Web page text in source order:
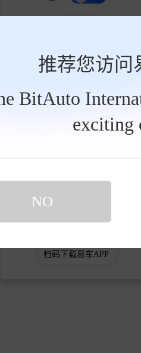
推荐您访问
BitAuto
exciting
NO
获赞 关注 粉丝
关注
发私信
扫码下载易车APP